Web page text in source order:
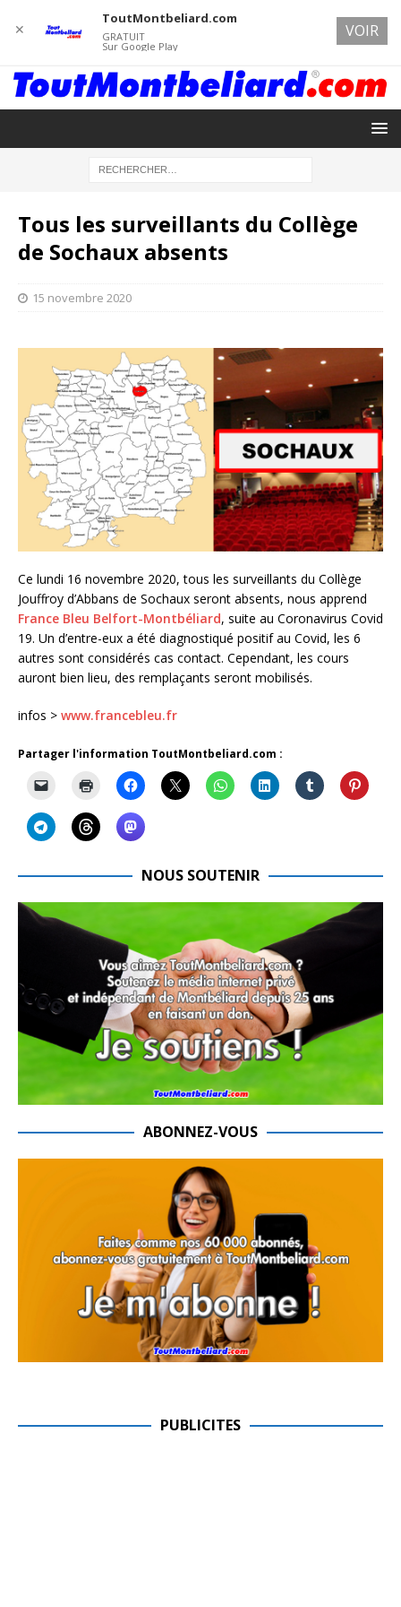
Tous les surveillants du Collège
de Sochaux absents
15 novembre 2020
Ce lundi 16 novembre 2020, tous les surveillants du Collège
Jouffroy d’Abbans de Sochaux seront absents, nous apprend
France Bleu Belfort-Montbéliard, suite au Coronavirus Covid
19. Un d’entre-eux a été diagnostiqué positif au Covid, les 6
autres sont considérés cas contact. Cependant, les cours
auront bien lieu, des remplaçants seront mobilisés.
infos > www.francebleu.fr
Partager l'information ToutMontbeliard.com :
NOUS SOUTENIR
ABONNEZ-VOUS
PUBLICITES
✕
ToutMontbeliard.com
GRATUIT
Sur Google Play
VOIR